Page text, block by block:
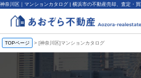
神奈川区｜マンションカタログ | 横浜市の不動産売却、査定・
TOPページ > [神奈川区]マンションカタログ